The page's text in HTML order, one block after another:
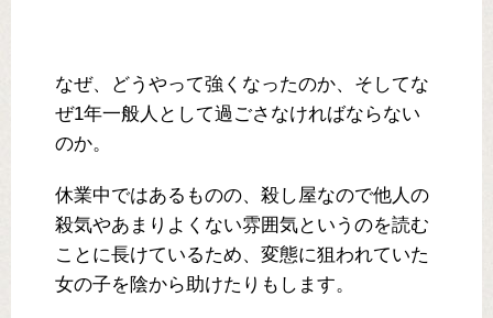
なぜ、どうやって強くなったのか、そしてな
ぜ1年一般人として過ごさなければならない
のか。
休業中ではあるものの、殺し屋なので他人の
殺気やあまりよくない雰囲気というのを読む
ことに長けているため、変態に狙われていた
女の子を陰から助けたりもします。